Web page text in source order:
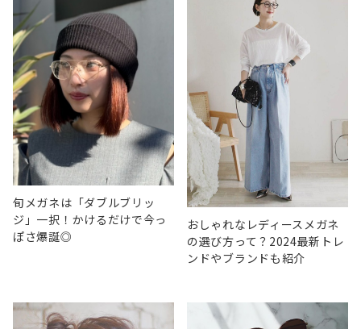
旬メガネは「ダブルブリッ
ジ」一択！かけるだけで今っ
ぽさ爆誕◎
おしゃれなレディースメガネ
の選び方って？2024最新トレ
ンドやブランドも紹介